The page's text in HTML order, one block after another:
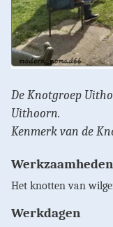
De Knotgroep
Uithoorn.
Kenmerk van de
Werkzaamheden
Het knotten van
Werkdagen